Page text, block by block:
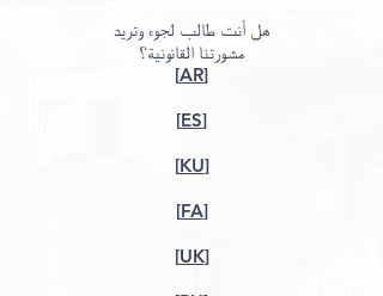
هل أنت طالب لجوء وتريد
مشورتنا القانونية؟
[AR]
[ES]​
[KU]
[FA]
[UK]